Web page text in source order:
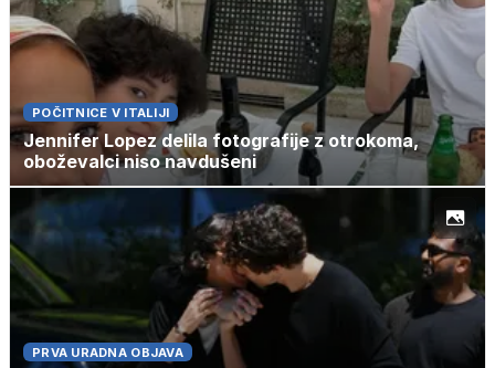
POČITNICE V ITALIJI
Jennifer Lopez delila fotografije z otrokoma,
oboževalci niso navdušeni
PRVA URADNA OBJAVA